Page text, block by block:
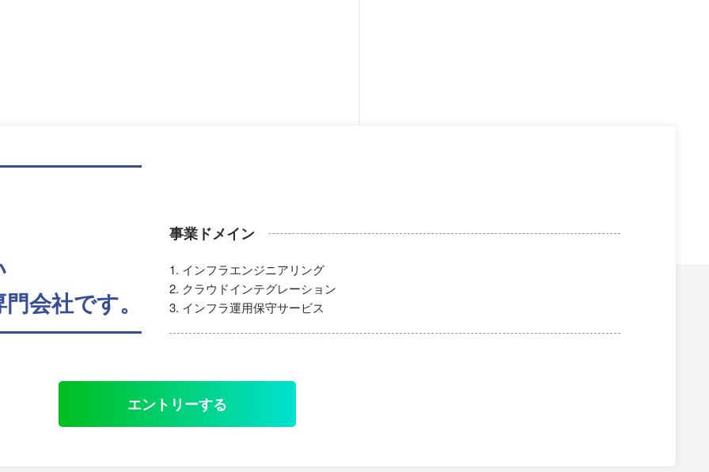
会社です。
事業ドメイン
インフラエンジニアリング
クラウドインテグレーション
インフラ運用保守サービス
エントリーする